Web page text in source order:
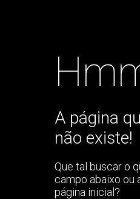
A página
não existe!
Que tal buscar o
campo abaixo ou
página inicial?